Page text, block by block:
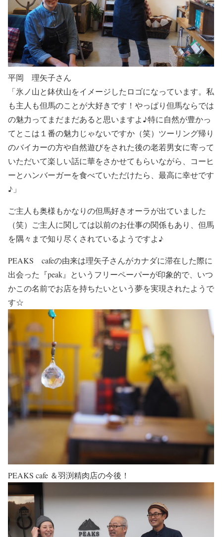
平岡 理矢子さん
「氷ノ山と鉢伏山をイメージしたロゴになっています。私
も主人も但馬のことが大好きです！やっぱり但馬ならでは
の魅力ってまだまだあると思いますよ♪特に自然が豊かっ
てとこは１番の魅力じゃないですか（笑）ツーリング帰り
のバイカーの方や自然遊びをされた後の老若男女に寄って
いただいて楽しい話に華をさかせてもらいながら、コーヒ
ーとハンバーガーを食べていただけたら、最高に幸せです
♪」
ご主人も奥様もかなりの但馬好きオーラが出ていました
（笑）ご主人に関しては以前のお仕事の関係もあり、但馬
を隅々まで知り尽くされているようですよ♪
PEAKS cafeの由来は理矢子さんがカナダに滞在した際に
出会った『peak』というフリーペーパーが印象的で、いつ
かこの名前でお店を持ちたいという夢を実現されたようで
す☆
PEAKS cafe ＆羽渕精肉店の今後！